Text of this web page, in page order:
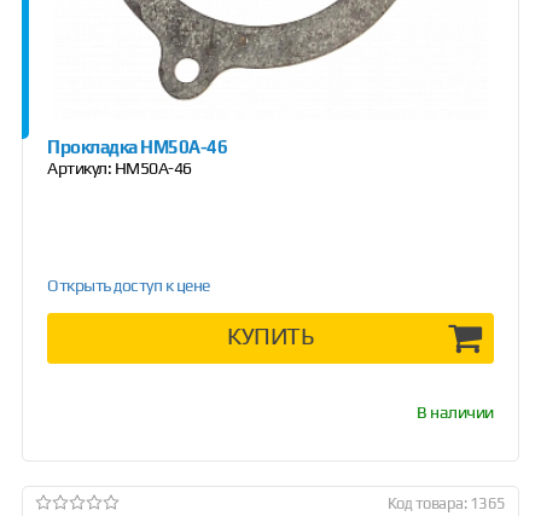
Прокладка НМ50А-46
Артикул: НМ50А-46
Открыть доступ к цене
КУПИТЬ
В наличии
Код товара: 1365